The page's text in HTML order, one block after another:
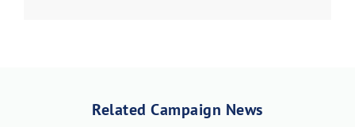
Related Campaign News